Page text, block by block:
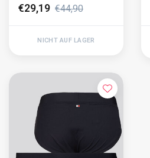
€29,19 €44,90
NICHT AUF LAGER